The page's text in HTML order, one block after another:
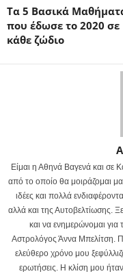
Τα 5 Βασικά
που έδωσε το 2020 σε
κάθε ζώδιο
Είμαι η Αθηνά Βαγενά και
από το οποίο θα μοιράζομαι
ιδέες και πολλά
αλλά και της Αυτοβελτίωσης.
και να ενημερώνομαι
Αστρολόγος Άννα Μπελίτση.
ελεύθερο χρόνο μου
ερωτήσεις. Η κλίση μου